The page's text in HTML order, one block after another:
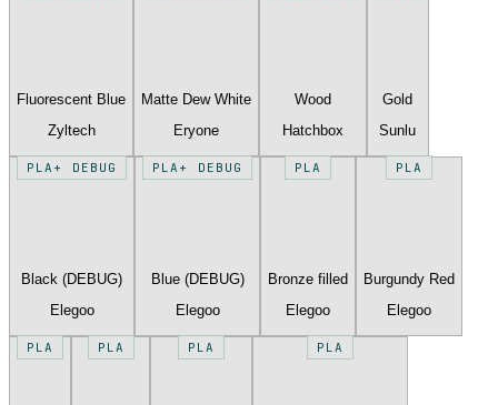
Fluorescent Blue
Zyltech
Matte Dew White
Eryone
Wood
Hatchbox
Gold
Sunlu
PLA+ DEBUG
Black (DEBUG)
Elegoo
PLA+ DEBUG
Blue (DEBUG)
Elegoo
PLA
Bronze filled
Elegoo
PLA
Burgundy Red
Elegoo
PLA PLA PLA PLA